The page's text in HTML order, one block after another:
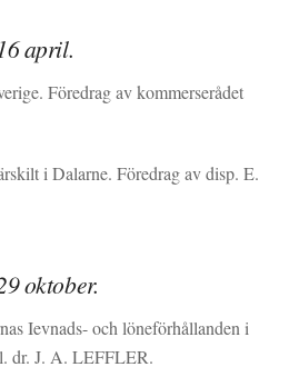
april.
Föredrag av kommerserådet
i Dalarne. Föredrag av disp. E.
oktober.
Ievnads- och löneförhållanden i
dr. J. A. LEFFLER.